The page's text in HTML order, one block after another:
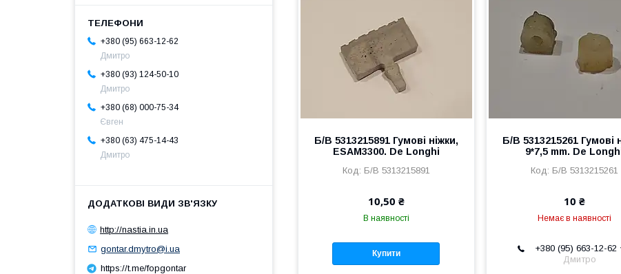
Б/В 5313215891 Гумові ніжки,
ESAM3300. De Longhi
Б/В 5313215891
10,50 ₴
В наявності
Купити
Б/В 5313215261 Гумові
9*7,5 mm. De
Б/В 5313215261
10 ₴
Немає в наявності
+380 (95) 663-12-62
Дмитро
+380 (95) 663-12-62
Дмитро
+380 (93) 124-50-10
Дмитро
+380 (68) 000-75-34
Євген
+380 (63) 475-14-43
Дмитро
http://nastia.in.ua
gontar.dmytro@i.ua
https://t.me/fopgontar